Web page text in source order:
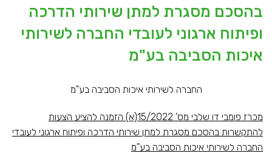
בהסכם מסגרת למתן שירותי הדרכה
ופיתוח ארגוני לעובדי החברה לשירותי
איכות הסביבה בע"מ
החברה לשירותי איכות הסביבה בע"מ
מכרז פומבי דו שלבי מס' 15/2022(א)
הזמנה להציע הצעות
להתקשרות בהסכם מסגרת למתן שירותי הדרכה ופיתוח ארגוני לעובדי
החברה לשירותי איכות הסביבה בע"מ